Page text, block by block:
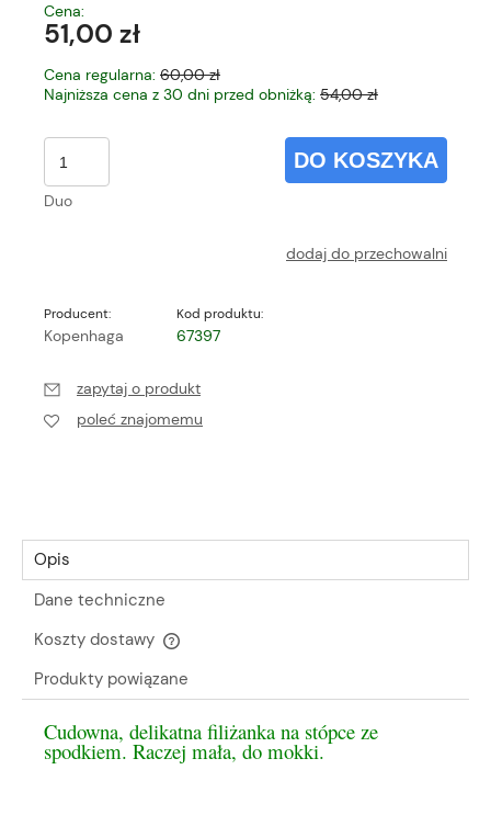
Cena:
51,00 zł
Cena regularna: 60,00 zł
Najniższa cena z 30 dni przed obniżką: 54,00 zł
Duo
DO KOSZYKA
dodaj do przechowalni
Producent:
Kopenhaga
Kod produktu:
67397
zapytaj o produkt
poleć znajomemu
Opis
Dane techniczne
Koszty dostawy
Cena nie zawiera ewentualnych kosztów płatności
Produkty powiązane
Cudowna, delikatna filiżanka na stópce ze
spodkiem. Raczej mała, do mokki.